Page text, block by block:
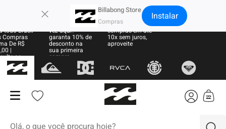
Billabong Store Instalar
todo Brasil
Compras
De R$
|
as
Sua primeira
vez aqui?
garanta 10% de
desconto na
sua primeira
compra
Parcele suas
compras em até
10x sem juros,
aproveite